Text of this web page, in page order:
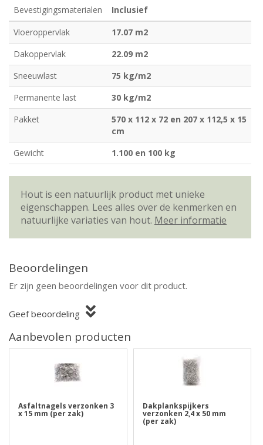
Bevestigingsmaterialen
Inclusief
Vloeroppervlak
17.07 m2
Dakoppervlak
22.09 m2
Sneeuwlast
75 kg/m2
Permanente last
30 kg/m2
Pakket
570 x 112 x 72 en 207 x 112,5 x 15
cm
Gewicht
1.100 en 100 kg
Hout is een natuurlijk product met unieke
eigenschappen. Lees alles over de kenmerken en
natuurlijke variaties van hout. Meer informatie
Beoordelingen
Er zijn geen beoordelingen voor dit product.
Geef beoordeling
Aanbevolen producten
Asfaltnagels verzonken 3
x 15 mm (per zak)
Dakplankspijkers
verzonken 2,4 x 50 mm
(per zak)